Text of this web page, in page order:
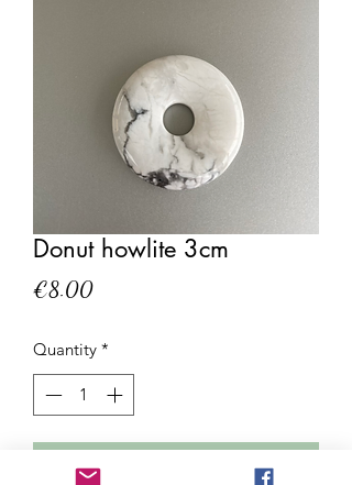
Donut howlite 3cm
€8.00Price
Quantity *